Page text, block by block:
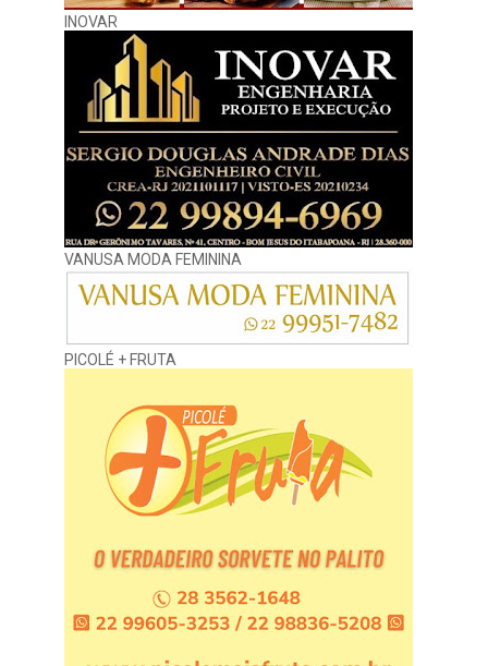
INOVAR
VANUSA MODA FEMININA
PICOLÉ + FRUTA